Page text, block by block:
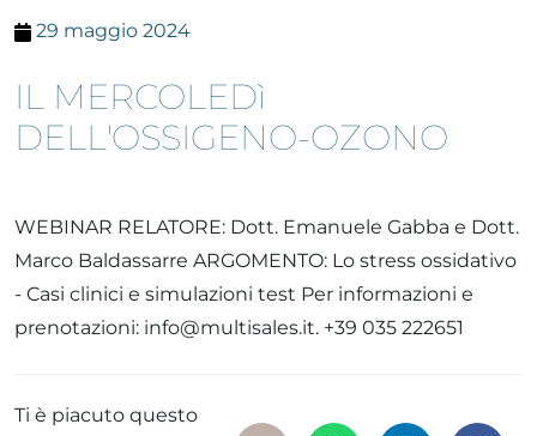
29 maggio 2024
IL MERCOLEDì
DELL'OSSIGENO-OZONO
WEBINAR RELATORE: Dott. Emanuele Gabba e Dott.
Marco Baldassarre ARGOMENTO: Lo stress ossidativo
- Casi clinici e simulazioni test Per informazioni e
prenotazioni: info@multisales.it. +39 035 222651
Ti è piacuto questo